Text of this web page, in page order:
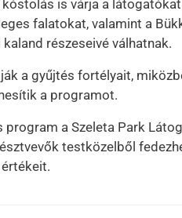
is várja a
falatokat, valamint a
részeseivé válhatnak.
a gyűjtés fortélyait,
a programot.
program a Szeleta Park
testközelből